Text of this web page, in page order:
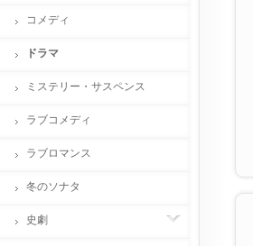
コメディ
ドラマ
ミステリー・サスペンス
ラブコメディ
ラブロマンス
冬のソナタ
史劇